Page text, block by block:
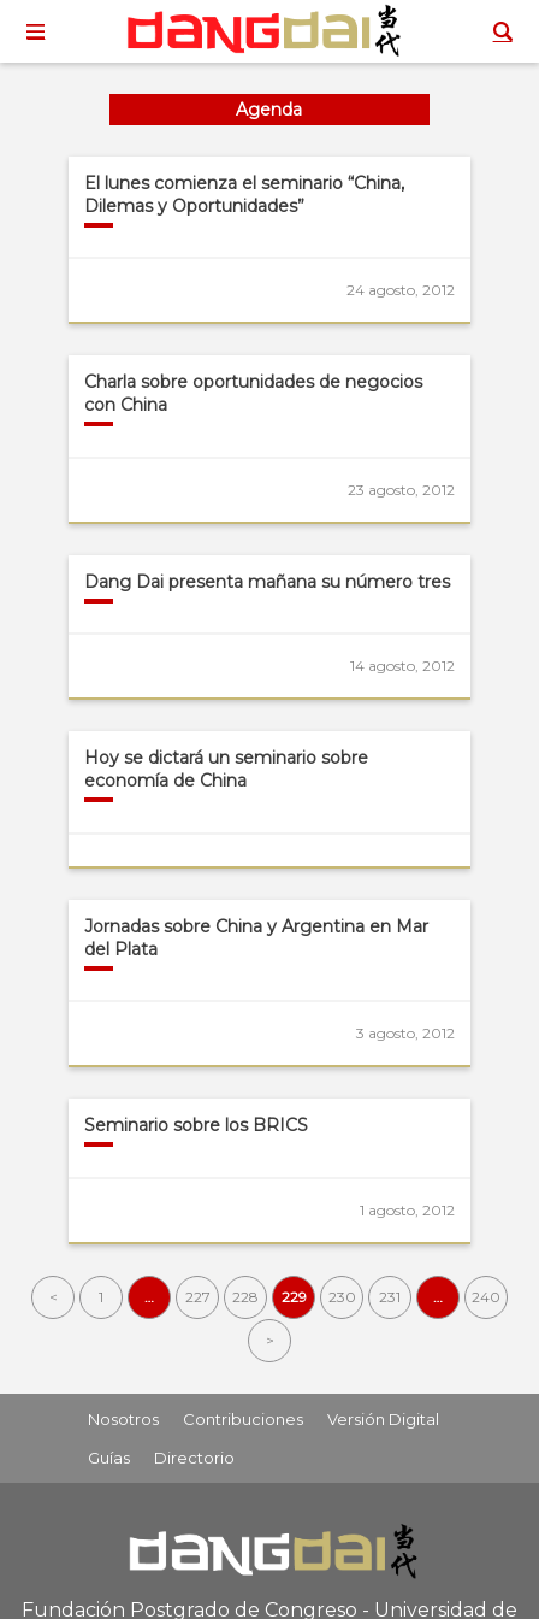
Agenda
El lunes comienza el seminario “China,
Dilemas y Oportunidades”
24 agosto, 2012
Charla sobre oportunidades de negocios
con China
23 agosto, 2012
Dang Dai presenta mañana su número tres
14 agosto, 2012
Hoy se dictará un seminario sobre
economía de China
Jornadas sobre China y Argentina en Mar
del Plata
3 agosto, 2012
Seminario sobre los BRICS
1 agosto, 2012
< 1 … 227 228 229 230 231 … 240
>
Nosotros Contribuciones
Versión Digital
Guías
Directorio
Fundación Postgrado de Congreso - Universidad de